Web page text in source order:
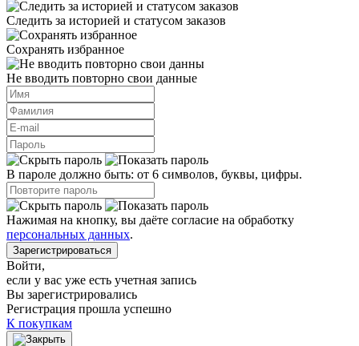
Следить за историей и статусом заказов
Сохранять избранное
Не вводить повторно свои данные
В пароле должно быть: от 6 символов, буквы, цифры.
Нажимая на кнопку, вы даёте согласие на обработку
персональных данных.
Зарегистрироваться
Войти,
если у вас уже есть учетная запись
Вы зарегистрировались
Регистрация прошла успешно
К покупкам